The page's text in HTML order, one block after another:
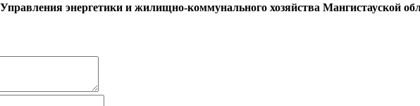
энергетики и жилищно-коммунального хозяйства Мангистауской